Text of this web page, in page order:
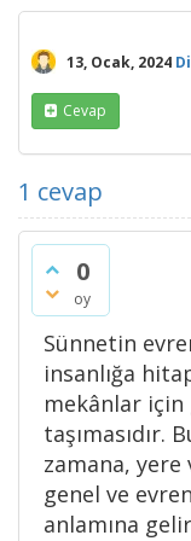
13, Ocak, 2024
Cevap
1 cevap
0
oy
Sünnetin
insanlığa
mekânlar
taşımasıdır.
zamana,
genel ve
anlamına